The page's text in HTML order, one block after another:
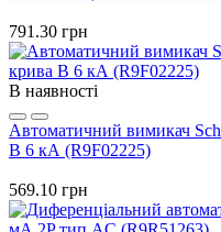
791.30 грн
В наявності
Автоматичний вимикач
B 6 кА (R9F02225)
569.10 грн